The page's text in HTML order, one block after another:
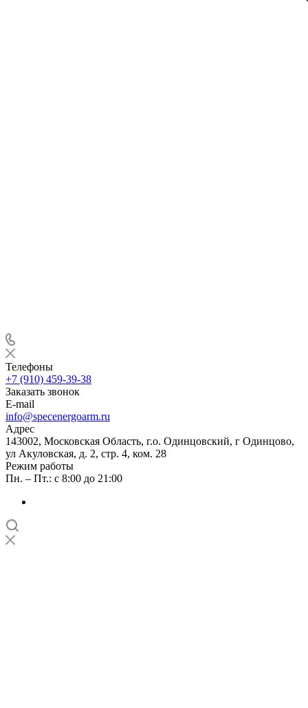
Телефоны
+7 (910) 459-39-38
Заказать звонок
E-mail
info@specenergoarm.ru
Адрес
143002, Московская Область, г.о. Одинцовский, г Одинцово,
ул Акуловская, д. 2, стр. 4, ком. 28
Режим работы
Пн. – Пт.: с 8:00 до 21:00